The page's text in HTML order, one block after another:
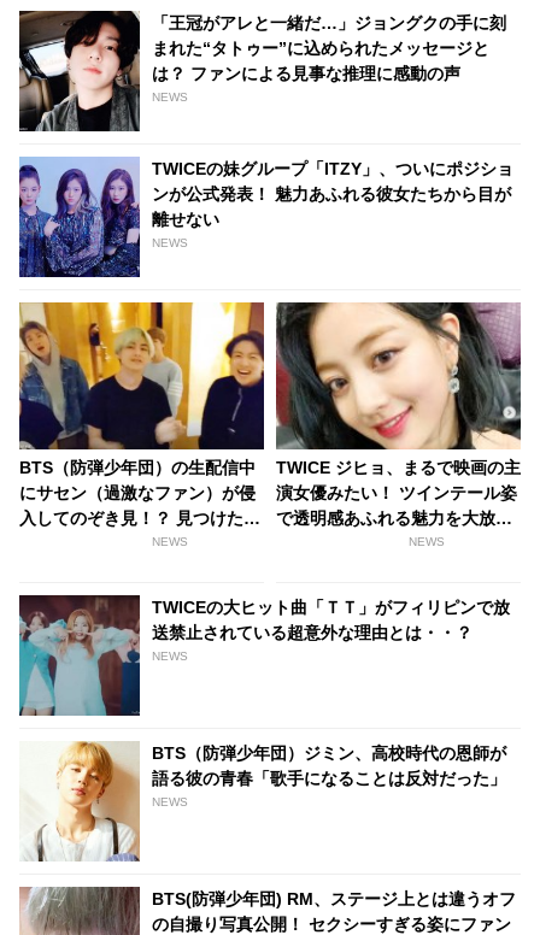
「王冠がアレと一緒だ…」ジョングクの手に刻
まれた“タトゥー”に込められたメッセージと
は？ ファンによる見事な推理に感動の声
NEWS
TWICEの妹グループ「ITZY」、ついにポジショ
ンが公式発表！ 魅力あふれる彼女たちから目が
離せない
NEWS
BTS（防弾少年団）の生配信中
にサセン（過激なファン）が侵
入してのぞき見！？ 見つけたフ
NEWS
TWICE ジヒョ、まるで映画の主
演女優みたい！ ツインテール姿
で透明感あふれる魅力を大放出
NEWS
TWICEの大ヒット曲「ＴＴ」がフィリピンで放
送禁止されている超意外な理由とは・・？
NEWS
BTS（防弾少年団）ジミン、高校時代の恩師が
語る彼の青春「歌手になることは反対だった」
NEWS
BTS(防弾少年団) RM、ステージ上とは違うオフ
の自撮り写真公開！ セクシーすぎる姿にファン